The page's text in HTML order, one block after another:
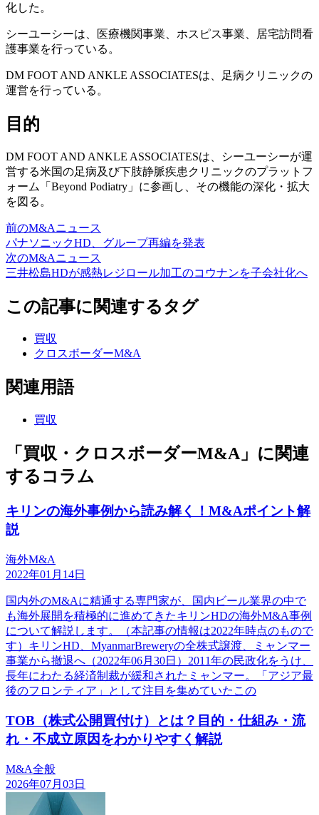
化した。
シーユーシーは、医療機関事業、ホスピス事業、居宅訪問看
護事業を行っている。
DM FOOT AND ANKLE ASSOCIATESは、足病クリニックの
運営を行っている。
目的
DM FOOT AND ANKLE ASSOCIATESは、シーユーシーが運
営する米国の足病及び下肢静脈疾患クリニックのプラットフ
ォーム「Beyond Podiatry」に参画し、その機能の深化・拡大
を図る。
前のM&Aニュース
パナソニックHD、グループ再編を発表
次のM&Aニュース
三井松島HDが感熱レジロール加工のコウナンを子会社化へ
この記事に関連するタグ
買収
クロスボーダーM&A
関連用語
買収
「買収・クロスボーダーM&A」に関連
するコラム
キリンの海外事例から読み解く！M&Aポイント解
説
海外M&A
2022年01月14日
国内外のM&Aに精通する専門家が、国内ビール業界の中で
も海外展開を積極的に進めてきたキリンHDの海外M&A事例
について解説します。（本記事の情報は2022年時点のもので
す）キリンHD、MyanmarBreweryの全株式譲渡、ミャンマー
事業から撤退へ（2022年06月30日）2011年の民政化をうけ、
長年にわたる経済制裁が緩和されたミャンマー。「アジア最
後のフロンティア」として注目を集めていたこの
TOB（株式公開買付け）とは？目的・仕組み・流
れ・不成立原因をわかりやすく解説
M&A全般
2026年07月03日